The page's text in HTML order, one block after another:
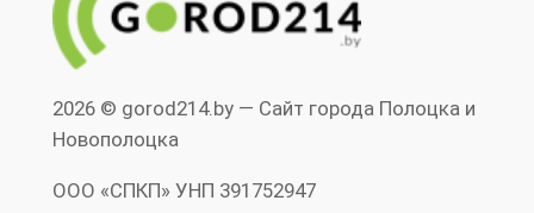
2026 © gorod214.by — Сайт города Полоцка и
Новополоцка
ООО «СПКП» УНП ‎391752947